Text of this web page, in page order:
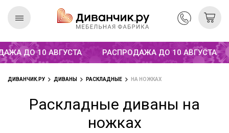
ДО 10 АВГУСТА РАСПРОДАЖА ДО 10 АВГУСТА
ДИВАНЧИК.РУ ДИВАНЫ РАСКЛАДНЫЕ НА НОЖКАХ
Раскладные диваны на
ножках
Скандинавская
коллекция